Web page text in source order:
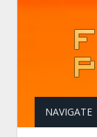
NAVIGATE